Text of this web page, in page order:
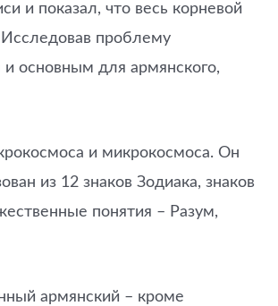
и показал, что весь корневой
Исследовав проблему
основным для армянского,
и микрокосмоса. Он
из 12 знаков Зодиака, знаков
понятия – Разум,
армянский – кроме